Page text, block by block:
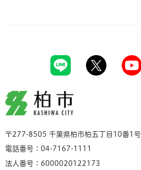
柏市
〒277-8505 千葉県柏市柏五丁目10番1号
電話番号：04-7167-1111
法人番号：6000020122173